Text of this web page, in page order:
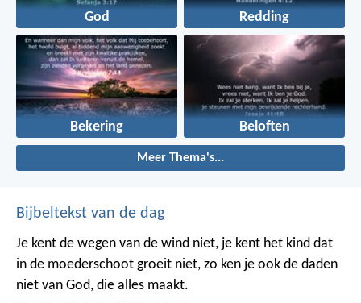
God Redding
Bekering Beloften
Meer Thema's...
Bijbeltekst van de dag
Je kent de wegen van de wind niet, je kent het kind dat
in de moederschoot groeit niet, zo ken je ook de daden
niet van God, die alles maakt.